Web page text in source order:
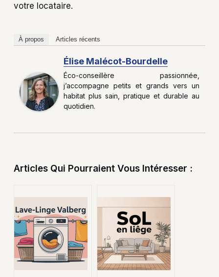
votre locataire.
À propos Articles récents
Élise Malécot-Bourdelle
Éco-conseillère passionnée,
j’accompagne petits et grands vers un
habitat plus sain, pratique et durable au
quotidien.
Articles Qui Pourraient Vous Intéresser :